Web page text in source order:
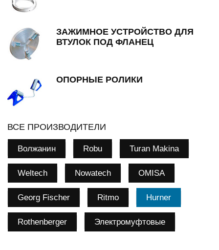
ЗАЖИМНОЕ УСТРОЙСТВО ДЛЯ
ВТУЛОК ПОД ФЛАНЕЦ
ОПОРНЫЕ РОЛИКИ
ВСЕ ПРОИЗВОДИТЕЛИ
Волжанин Robu Turan Makina
Weltech Nowatech OMISA
Georg Fischer Ritmo Hurner
Rothenberger Электромуфтовые